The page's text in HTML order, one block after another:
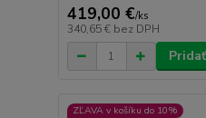
419,00 €/ks
340,65 € bez DPH
ZĽAVA v košíku do 10%